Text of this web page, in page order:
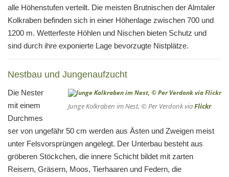
alle Höhenstufen verteilt. Die meisten Brutnischen der Almtaler
Kolkraben befinden sich in einer Höhenlage zwischen 700 und
1200 m. Wetterfeste Höhlen und Nischen bieten Schutz und
sind durch ihre exponierte Lage bevorzugte Nistplätze.
Nestbau und Jungenaufzucht
Junge Kolkraben im Nest, © Per Verdonk viaFlickr
Die Nester
mit einem
Durchmes
ser von ungefähr 50 cm werden aus Ästen und Zweigen meist
unter Felsvorsprüngen angelegt. Der Unterbau besteht aus
gröberen Stöckchen, die innere Schicht bildet mit zarten
Reisern, Gräsern, Moos, Tierhaaren und Federn, die